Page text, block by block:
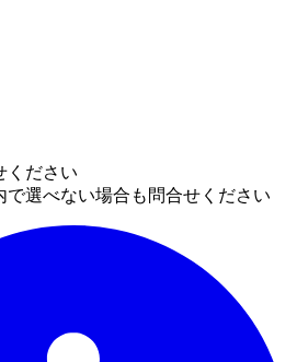
ください
で選べない場合も問合せください